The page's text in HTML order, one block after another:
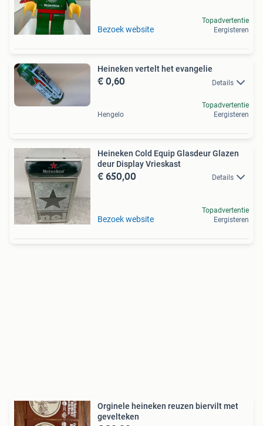
Bezoek website
Topadvertentie
Eergisteren
Heineken vertelt het evangelie
€ 0,60 Details
Hengelo
Topadvertentie
Eergisteren
Heineken Cold Equip Glasdeur Glazen
deur Display Vrieskast
€ 650,00 Details
Bezoek website
Topadvertentie
Eergisteren
Orginele heineken reuzen biervilt met
gevelteken